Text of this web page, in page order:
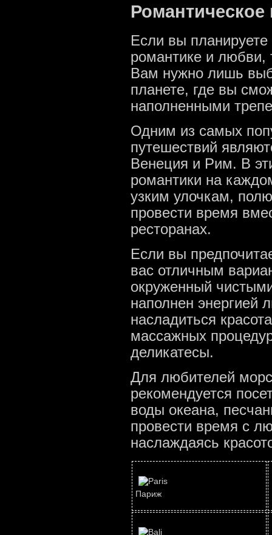
Романтическое
Если вы
романтике и любви,
Вам нужно лишь
планете, где вы
наполненными
Одним из самых
путешествий
Венеция и Рим. В
романтики на
узким улочкам,
провести время
ресторанах.
Если вы
вас отличным
окруженный
наполнен энергией
насладиться
массажных
деликатесы.
Для любителей
рекомендуется
воды океана,
провести время с
наслаждаясь
Париж